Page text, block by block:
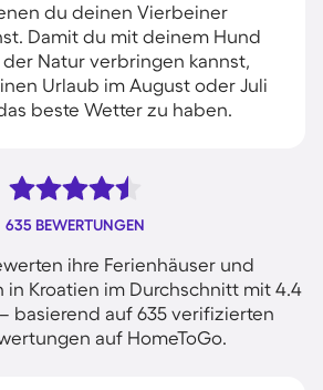
du deinen Vierbeiner
Damit du mit deinem Hund
Natur verbringen kannst,
Urlaub im August oder Juli
beste Wetter zu haben.
635 BEWERTUNGEN
ihre Ferienhäuser und
in Kroatien im Durchschnitt mit 4.4
basierend auf 635 verifizierten
auf HomeToGo.